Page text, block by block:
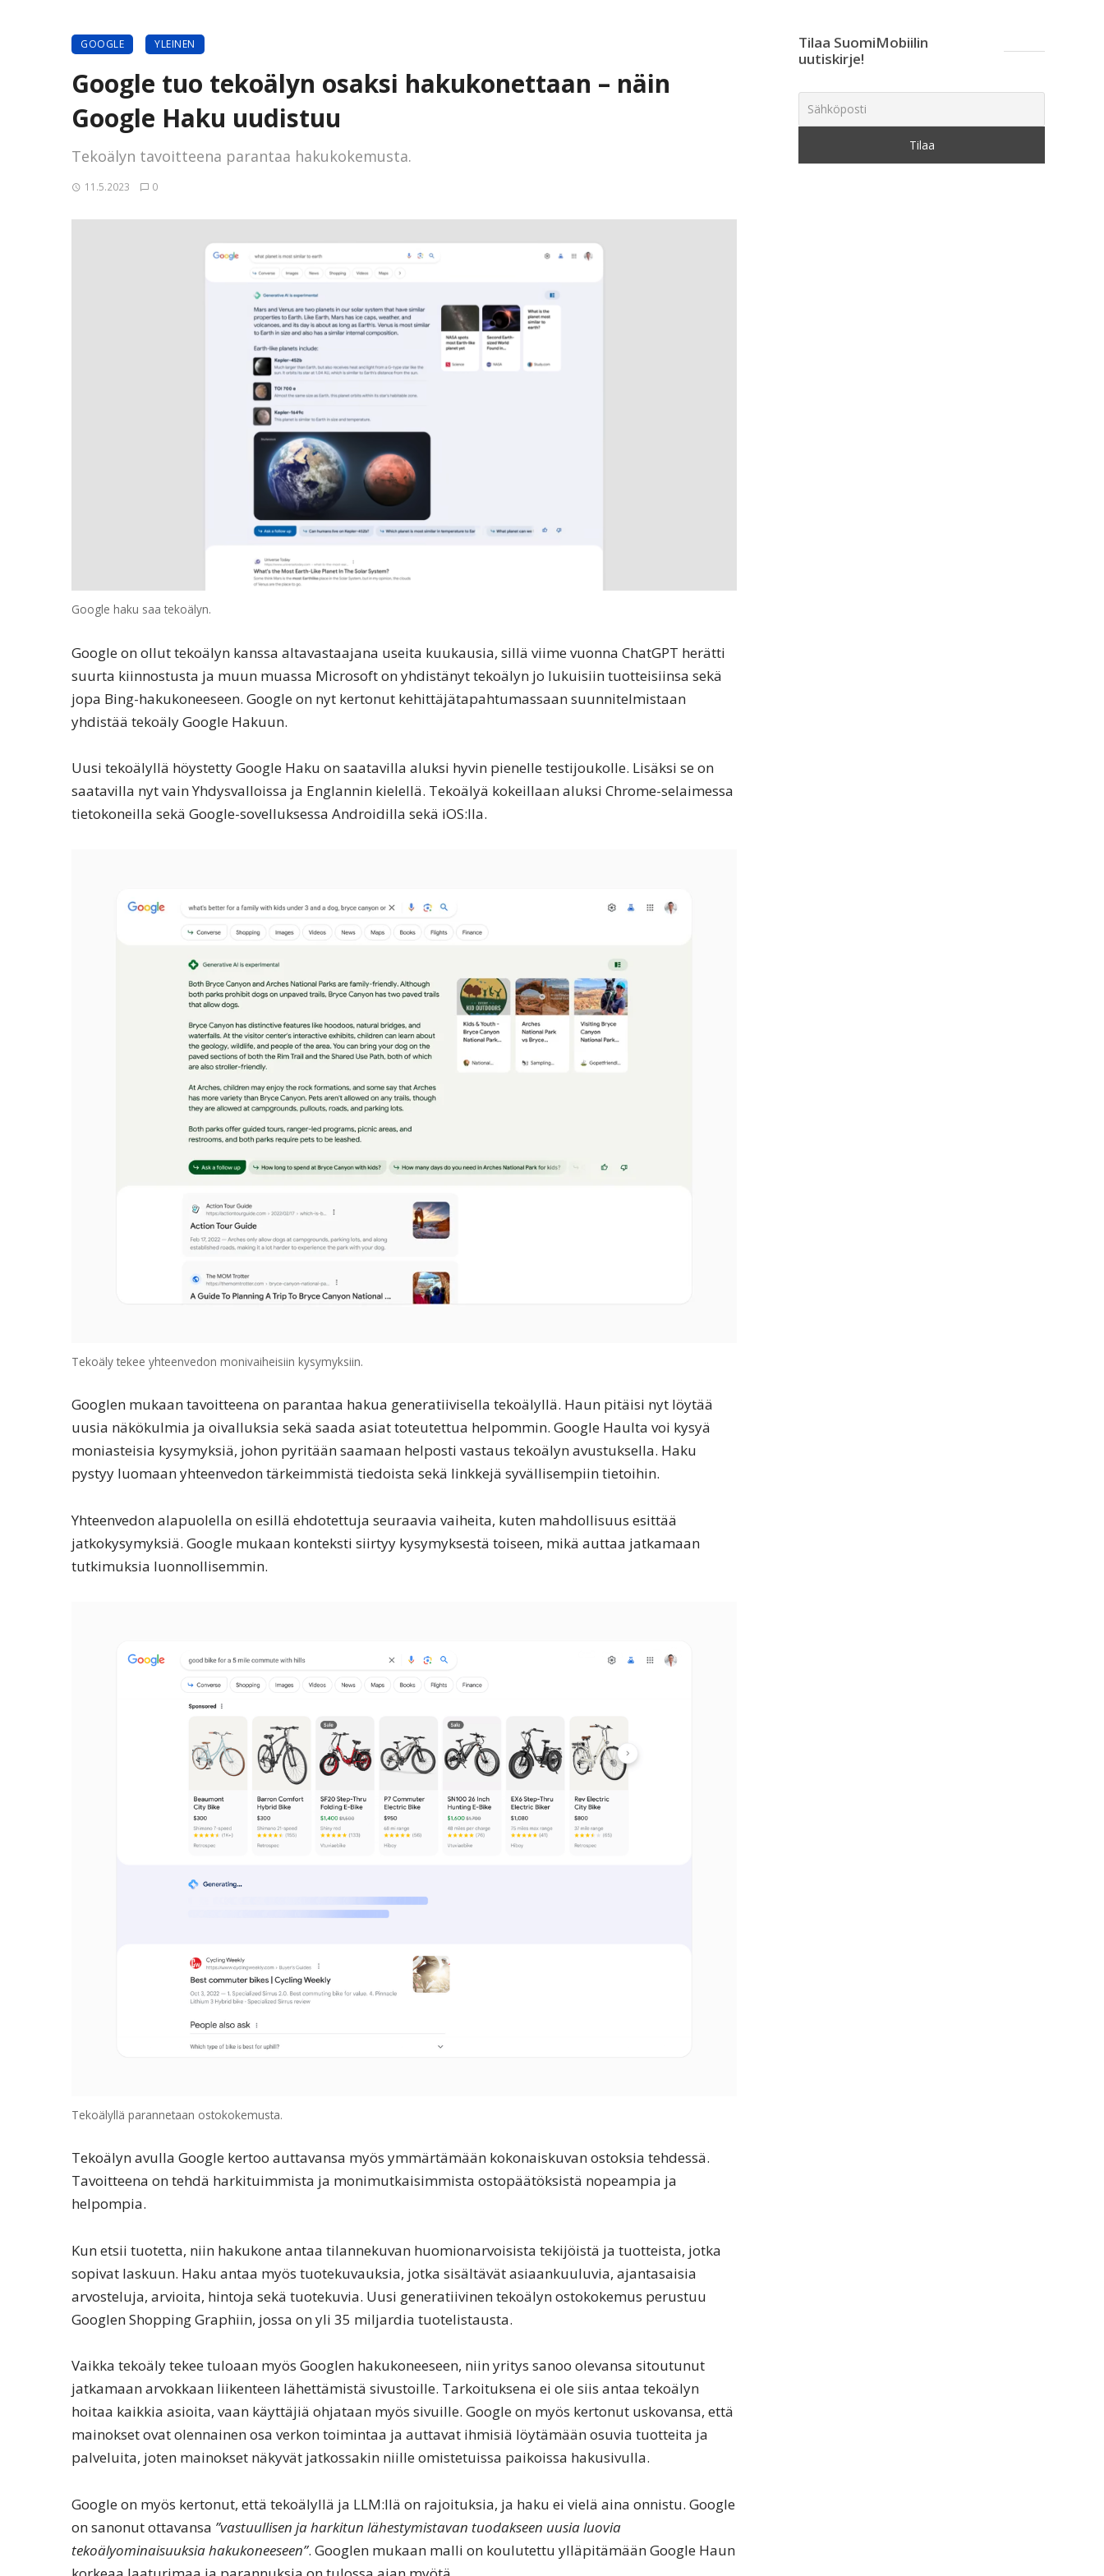
GOOGLE YLEINEN
Google tuo tekoälyn osaksi hakukonettaan – näin
Google Haku uudistuu
Tekoälyn tavoitteena parantaa hakukokemusta.
11.5.2023 0
Google haku saa tekoälyn.
Google on ollut tekoälyn kanssa altavastaajana useita kuukausia, sillä viime vuonna ChatGPT herätti
suurta kiinnostusta ja muun muassa Microsoft on yhdistänyt tekoälyn jo lukuisiin tuotteisiinsa sekä
jopa Bing-hakukoneeseen. Google on nyt kertonut kehittäjätapahtumassaan suunnitelmistaan
yhdistää tekoäly Google Hakuun.
Uusi tekoälyllä höystetty Google Haku on saatavilla aluksi hyvin pienelle testijoukolle. Lisäksi se on
saatavilla nyt vain Yhdysvalloissa ja Englannin kielellä. Tekoälyä kokeillaan aluksi Chrome-selaimessa
tietokoneilla sekä Google-sovelluksessa Androidilla sekä iOS:lla.
Tekoäly tekee yhteenvedon monivaiheisiin kysymyksiin.
Googlen mukaan tavoitteena on parantaa hakua generatiivisella tekoälyllä. Haun pitäisi nyt löytää
uusia näkökulmia ja oivalluksia sekä saada asiat toteutettua helpommin. Google Haulta voi kysyä
moniasteisia kysymyksiä, johon pyritään saamaan helposti vastaus tekoälyn avustuksella. Haku
pystyy luomaan yhteenvedon tärkeimmistä tiedoista sekä linkkejä syvällisempiin tietoihin.
Yhteenvedon alapuolella on esillä ehdotettuja seuraavia vaiheita, kuten mahdollisuus esittää
jatkokysymyksiä. Google mukaan konteksti siirtyy kysymyksestä toiseen, mikä auttaa jatkamaan
tutkimuksia luonnollisemmin.
Tekoälyllä parannetaan ostokokemusta.
Tekoälyn avulla Google kertoo auttavansa myös ymmärtämään kokonaiskuvan ostoksia tehdessä.
Tavoitteena on tehdä harkituimmista ja monimutkaisimmista ostopäätöksistä nopeampia ja
helpompia.
Kun etsii tuotetta, niin hakukone antaa tilannekuvan huomionarvoisista tekijöistä ja tuotteista, jotka
sopivat laskuun. Haku antaa myös tuotekuvauksia, jotka sisältävät asiaankuuluvia, ajantasaisia
arvosteluja, arvioita, hintoja sekä tuotekuvia. Uusi generatiivinen tekoälyn ostokokemus perustuu
Googlen Shopping Graphiin, jossa on yli 35 miljardia tuotelistausta.
Vaikka tekoäly tekee tuloaan myös Googlen hakukoneeseen, niin yritys sanoo olevansa sitoutunut
jatkamaan arvokkaan liikenteen lähettämistä sivustoille. Tarkoituksena ei ole siis antaa tekoälyn
hoitaa kaikkia asioita, vaan käyttäjiä ohjataan myös sivuille. Google on myös kertonut uskovansa, että
mainokset ovat olennainen osa verkon toimintaa ja auttavat ihmisiä löytämään osuvia tuotteita ja
palveluita, joten mainokset näkyvät jatkossakin niille omistetuissa paikoissa hakusivulla.
Google on myös kertonut, että tekoälyllä ja LLM:llä on rajoituksia, ja haku ei vielä aina onnistu. Google
on sanonut ottavansa ”vastuullisen ja harkitun lähestymistavan tuodakseen uusia luovia
tekoälyominaisuuksia hakukoneeseen”. Googlen mukaan malli on koulutettu ylläpitämään Google Haun
Tilaa SuomiMobiilin
uutiskirje!